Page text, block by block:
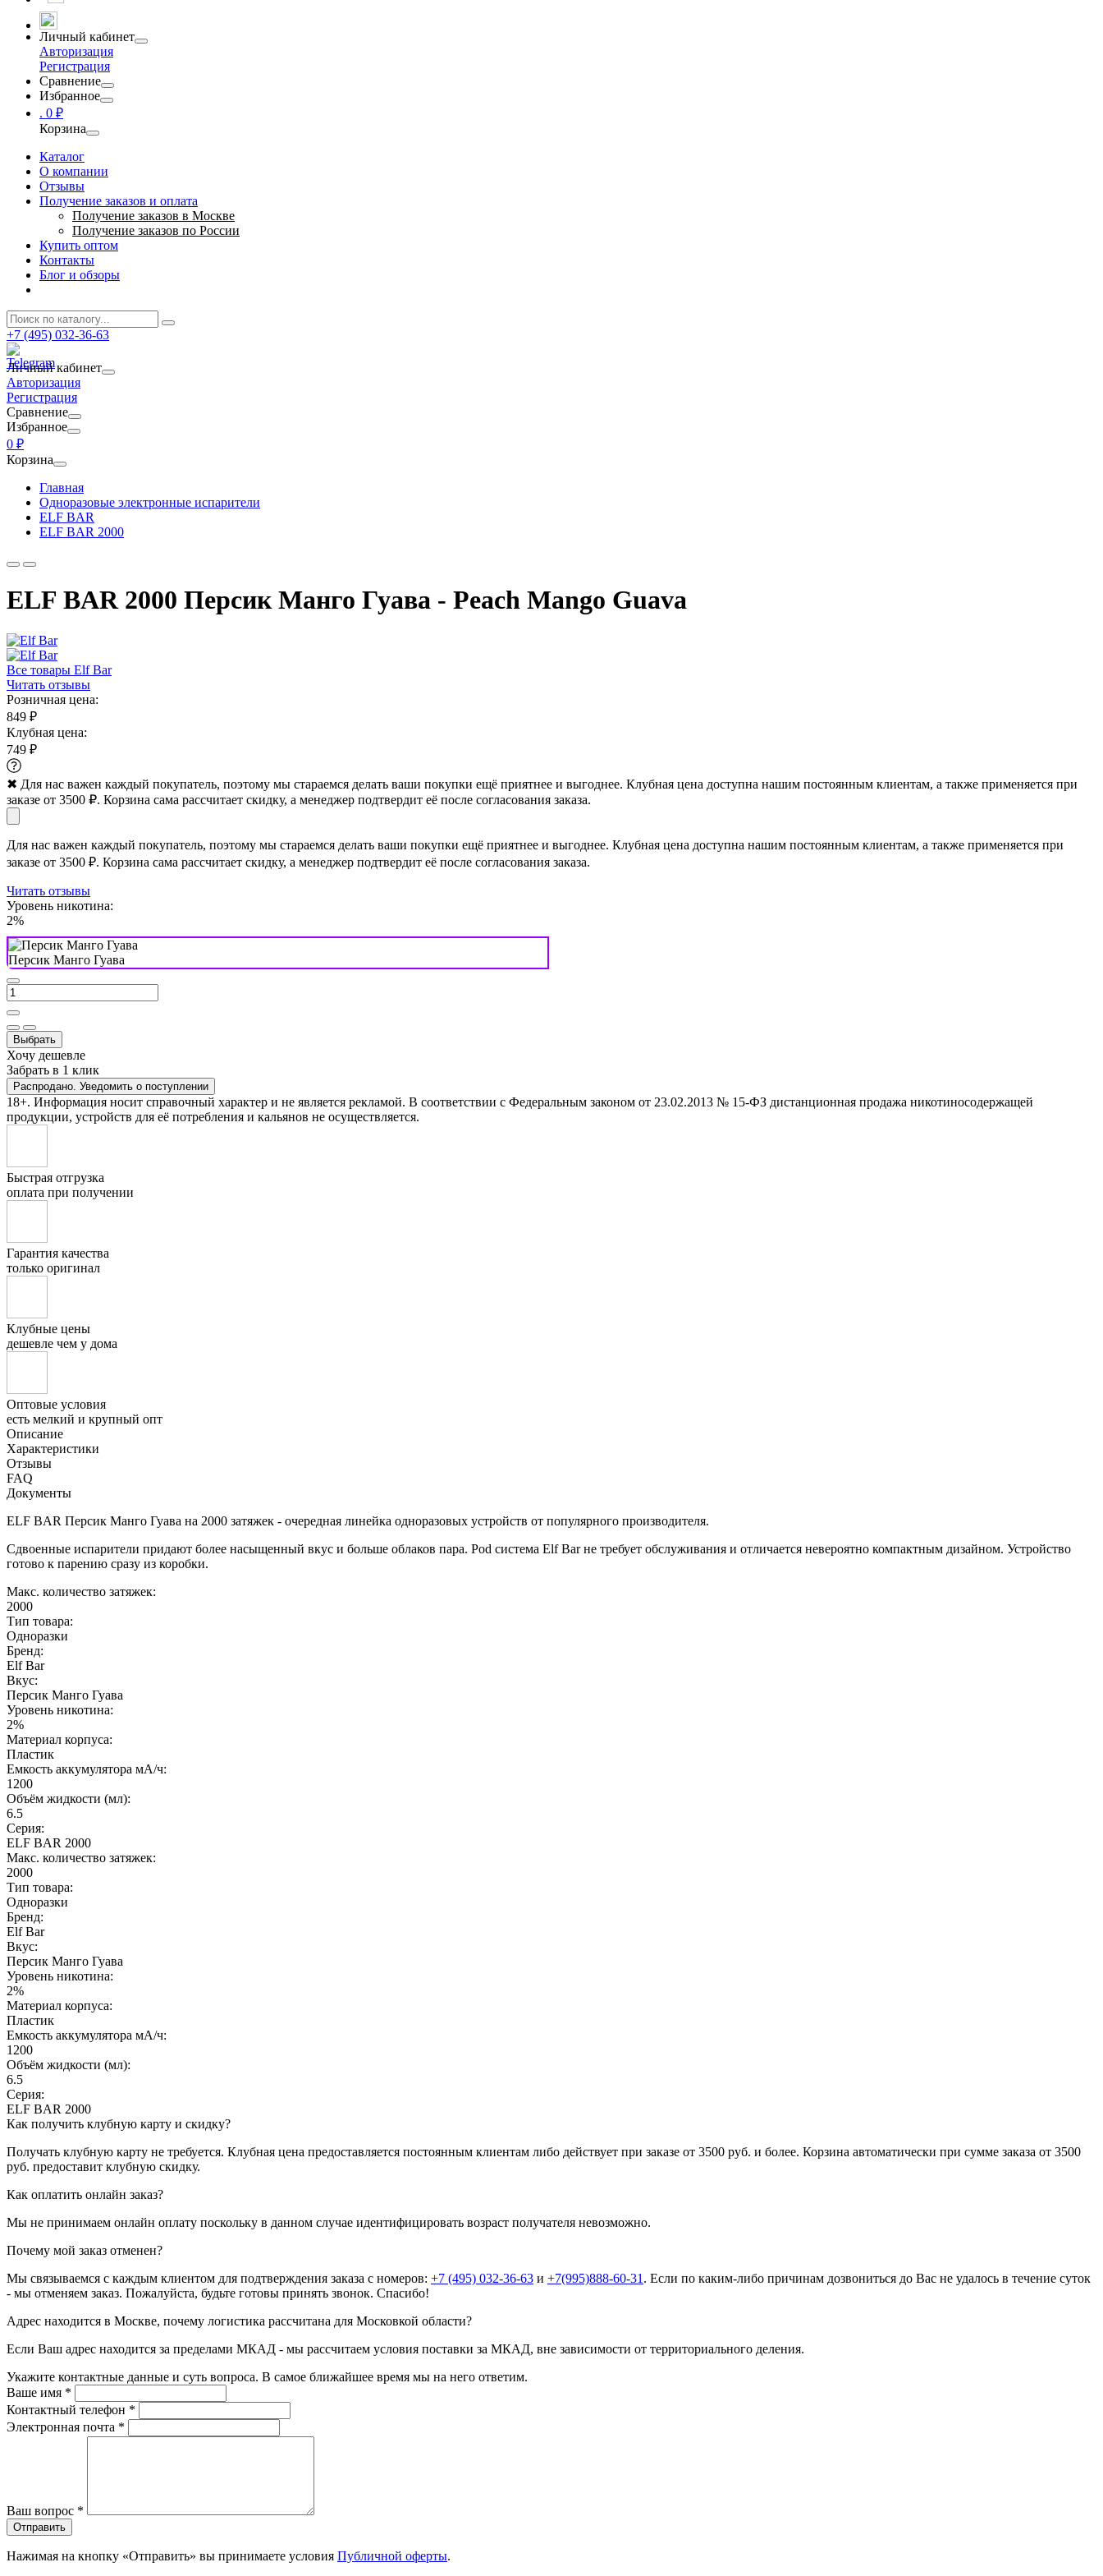
Личный кабинет
Авторизация
Регистрация
Сравнение
Избранное
. 0 ₽
Корзина
Каталог
О компании
Отзывы
Получение заказов и оплата
Получение заказов в Москве
Получение заказов по России
Купить оптом
Контакты
Блог и обзоры
+7 (495) 032-36-63
Личный кабинет
Авторизация
Регистрация
Сравнение
Избранное
0 ₽
Корзина
Главная
Одноразовые электронные испарители
ELF BAR
ELF BAR 2000
ELF BAR 2000 Персик Манго Гуава - Peach Mango Guava
Все товары Elf Bar
Читать отзывы
Розничная цена:
849 ₽
Клубная цена:
749 ₽
✖ Для нас важен каждый покупатель, поэтому мы стараемся делать ваши покупки ещё приятнее и выгоднее. Клубная цена доступна нашим постоянным клиентам, а также применяется при
заказе от 3500 ₽. Корзина сама рассчитает скидку, а менеджер подтвердит её после согласования заказа.
Для нас важен каждый покупатель, поэтому мы стараемся делать ваши покупки ещё приятнее и выгоднее. Клубная цена доступна нашим постоянным клиентам, а также применяется при
заказе от 3500 ₽. Корзина сама рассчитает скидку, а менеджер подтвердит её после согласования заказа.
Читать отзывы
Уровень никотина:
2%
Персик Манго Гуава
Выбрать
Хочу дешевле
Забрать в 1 клик
Распродано. Уведомить о поступлении
18+. Информация носит справочный характер и не является рекламой. В соответствии с Федеральным законом от 23.02.2013 № 15-ФЗ дистанционная продажа никотиносодержащей
продукции, устройств для её потребления и кальянов не осуществляется.
Быстрая отгрузка
оплата при получении
Гарантия качества
только оригинал
Клубные цены
дешевле чем у дома
Оптовые условия
есть мелкий и крупный опт
Описание
Характеристики
Отзывы
FAQ
Документы
ELF BAR Персик Манго Гуава на 2000 затяжек - очередная линейка одноразовых устройств от популярного производителя.
Сдвоенные испарители придают более насыщенный вкус и больше облаков пара. Pod система Elf Bar не требует обслуживания и отличается невероятно компактным дизайном. Устройство
готово к парению сразу из коробки.
Макс. количество затяжек:
2000
Тип товара:
Одноразки
Бренд:
Elf Bar
Вкус:
Персик Манго Гуава
Уровень никотина:
2%
Материал корпуса:
Пластик
Емкость аккумулятора мА/ч:
1200
Объём жидкости (мл):
6.5
Серия:
ELF BAR 2000
Макс. количество затяжек:
2000
Тип товара:
Одноразки
Бренд:
Elf Bar
Вкус:
Персик Манго Гуава
Уровень никотина:
2%
Материал корпуса:
Пластик
Емкость аккумулятора мА/ч:
1200
Объём жидкости (мл):
6.5
Серия:
ELF BAR 2000
Как получить клубную карту и скидку?
Получать клубную карту не требуется. Клубная цена предоставляется постоянным клиентам либо действует при заказе от 3500 руб. и более. Корзина автоматически при сумме заказа от 3500
руб. предоставит клубную скидку.
Как оплатить онлайн заказ?
Мы не принимаем онлайн оплату поскольку в данном случае идентифицировать возраст получателя невозможно.
Почему мой заказ отменен?
Мы связываемся с каждым клиентом для подтверждения заказа с номеров: +7 (495) 032-36-63 и +7(995)888-60-31 . Если по каким-либо причинам дозвониться до Вас не удалось в течение суток
- мы отменяем заказ. Пожалуйста, будьте готовы принять звонок. Спасибо!
Адрес находится в Москве, почему логистика рассчитана для Московкой области?
Если Ваш адрес находится за пределами МКАД - мы рассчитаем условия поставки за МКАД, вне зависимости от территориального деления.
Укажите контактные данные и суть вопроса. В самое ближайшее время мы на него ответим.
Ваше имя *
Контактный телефон *
Электронная почта *
Ваш вопрос *
Отправить
Нажимая на кнопку «Отправить» вы принимаете условия Публичной оферты.